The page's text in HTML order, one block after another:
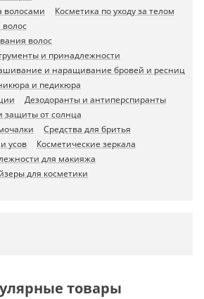
волосами
Косметика по уходу за телом
волос
волос
и принадлежности
и наращивание бровей и ресниц
и педикюра
Дезодоранты и антиперспиранты
защиты от солнца
Средства для бритья
усов
Косметические зеркала
для макияжа
для косметики
товары